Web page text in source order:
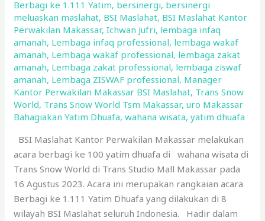
Berbagi ke 1.111 Yatim, bersinergi, bersinergi
meluaskan maslahat, BSI Maslahat, BSI Maslahat Kantor
Perwakilan Makassar,Ichwan Jufri, lembaga infaq
amanah, Lembaga infaq professional, lembaga wakaf
amanah, Lembaga wakaf professional, lembaga zakat
amanah, Lembaga zakat professional, lembaga ziswaf
amanah, Lembaga ZISWAF professional, Manager
Kantor Perwakilan Makassar BSI Maslahat, Trans Snow
World, Trans Snow World Tsm Makassar,uro Makassar
Bahagiakan Yatim Dhuafa,wahana wisata,yatim dhuafa
BSI Maslahat Kantor Perwakilan Makassar melakukan
acara berbagi ke 100 yatim dhuafa di wahana wisata di
Trans Snow World di Trans Studio Mall Makassar pada
16 Agustus 2023. Acara ini merupakan rangkaian acara
Berbagi ke 1.111 Yatim Dhuafa yang dilakukan di 8
wilayah BSI Maslahat seluruh Indonesia. Hadir dalam
di
Trans
Snow
World